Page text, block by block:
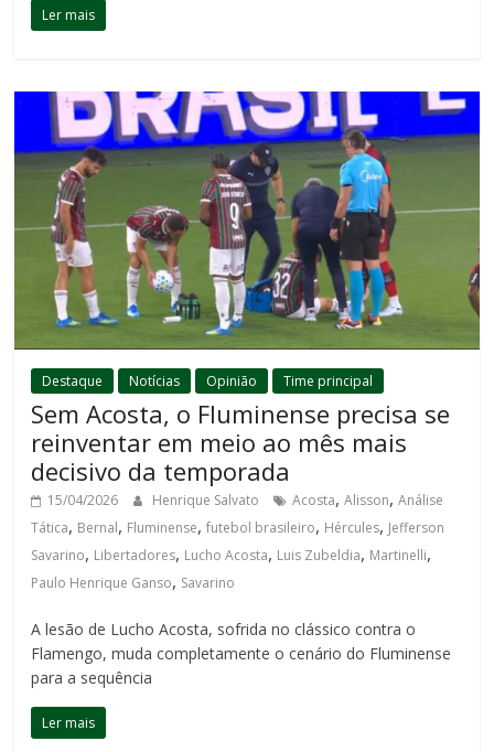
Ler mais
Destaque Notícias Opinião Time principal
Sem Acosta, o Fluminense precisa se
reinventar em meio ao mês mais
decisivo da temporada
15/04/2026 Henrique Salvato Acosta,Alisson,Análise
Tática, Bernal, Fluminense,futebol brasileiro, Hércules, Jefferson
Savarino, Libertadores, Lucho Acosta, Luis Zubeldia, Martinelli,
Paulo Henrique Ganso, Savarino
A lesão de Lucho Acosta, sofrida no clássico contra o
Flamengo, muda completamente o cenário do Fluminense
para a sequência
Ler mais